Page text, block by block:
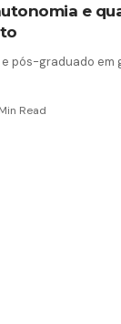
e
e pós-graduado em
Read